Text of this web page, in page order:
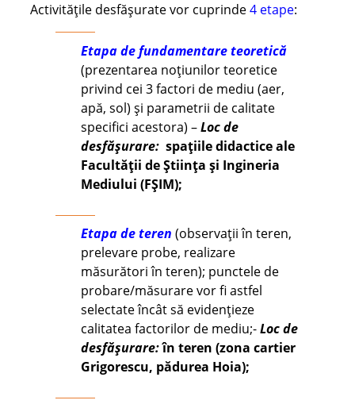
Activitățile desfășurate vor cuprinde4 etape:
Etapa de fundamentare teoretică
(prezentarea noțiunilor teoretice
privind cei 3 factori de mediu (aer,
apă, sol) și parametrii de calitate
specifici acestora) –Loc de
desfășurare: spațiile didactice ale
Facultății de Știința și Ingineria
Mediului (FȘIM);
Etapa de teren (observații în teren,
prelevare probe, realizare
măsurători în teren); punctele de
probare/măsurare vor fi astfel
selectate încât să evidențieze
calitatea factorilor de mediu;-Loc de
desfășurare:în teren (zona cartier
Grigorescu, pădurea Hoia);